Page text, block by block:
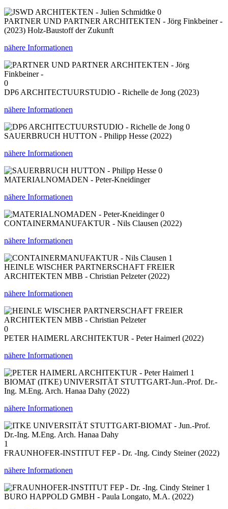
0
PARTNER UND PARTNER ARCHITEKTEN - Jörg Finkbeiner -
(2023) Holz-Baustoff der Zukunft
nähere Informationen
0
DP6 ARCHITECTUURSTUDIO - Richelle de Jong (2023)
nähere Informationen
0
SAUERBRUCH HUTTON - Philipp Hesse (2022)
nähere Informationen
0
MATERIALNOMADEN - Peter-Kneidinger
nähere Informationen
0
CONTAINERMANUFAKTUR - Nils Clausen (2022)
nähere Informationen
1
HEINLE WISCHER PARTNERSCHAFT FREIER
ARCHITEKTEN MBB - Christian Pelzeter (2022)
nähere Informationen
0
PETER HAIMERL ARCHITEKTUR - Peter Haimerl (2022)
nähere Informationen
1
BIOMAT (ITKE) UNIVERSITÄT STUTTGART-Jun.-Prof. Dr.-
Ing. M.Eng. Arch. Hanaa Dahy (2022)
nähere Informationen
1
FRAUNHOFER-INSTITUT FEP - Dr. -Ing. Cindy Steiner (2022)
nähere Informationen
1
BURO HAPPOLD GMBH - Paula Longato, M.A. (2022)